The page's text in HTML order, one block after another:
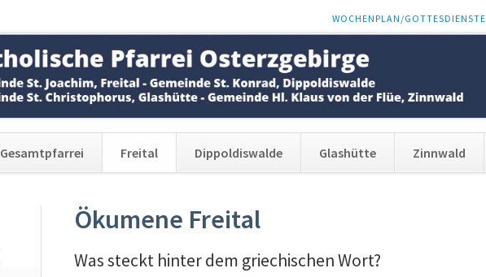
NAVIGATION
ÜBERSPRINGEN
WOCHENPLAN/GOTTESDIENSTE
Gesamtpfarrei Freital Dippoldiswalde Glashütte Zinnwald
Ökumene Freital
Was steckt hinter dem griechischen Wort?